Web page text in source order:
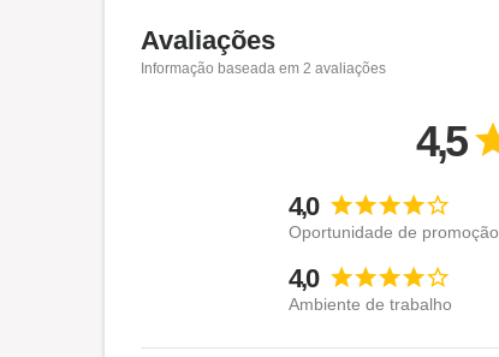
Avaliações
Informação baseada em 2 avaliações
4,5
4,0
Oportunidade de promoção
4,0
Ambiente de trabalho